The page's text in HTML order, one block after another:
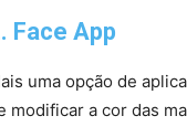
Face App
uma opção de
modificar a cor das